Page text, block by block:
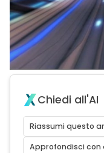
Chiedi all'AI
Riassumi questo
Approfondisci